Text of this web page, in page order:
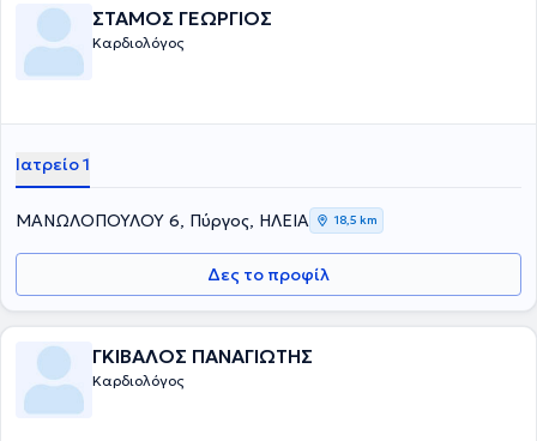
ΣΤΑΜΟΣ ΓΕΩΡΓΙΟΣ
Καρδιολόγος
Ιατρείο 1
ΜΑΝΩΛΟΠΟΥΛΟΥ 6, Πύργος, ΗΛΕΙΑ 18,5 km
Δες το προφίλ
ΓΚΙΒΑΛΟΣ ΠΑΝΑΓΙΩΤΗΣ
Καρδιολόγος